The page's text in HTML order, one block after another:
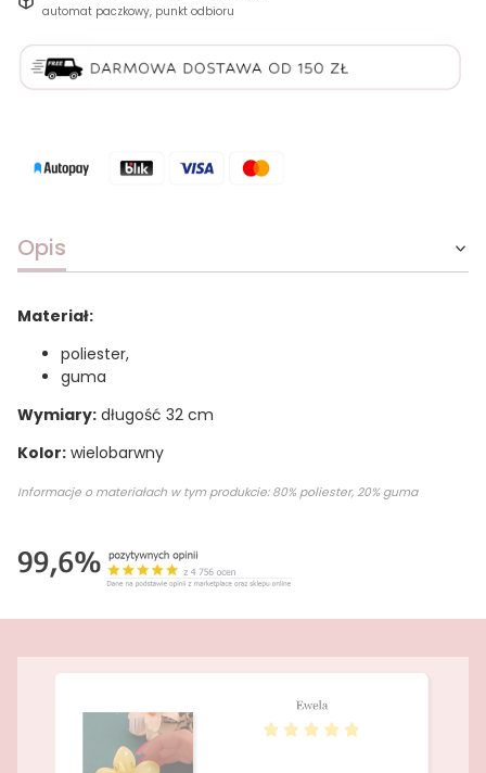
automat paczkowy, punkt odbioru
Opis
Materiał:
poliester,
guma
Wymiary: długość 32 cm
Kolor: wielobarwny
Informacje o materiałach w tym produkcie: 80% poliester, 20% guma